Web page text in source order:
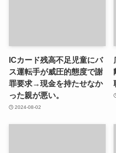
ICカード残高不足児童にバ
ス運転手が威圧的態度で謝
罪要求→現金を持たせなか
った親が悪い。
2024-08-02